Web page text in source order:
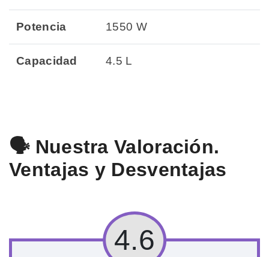
Potencia 1550 W
Capacidad 4.5 L
🗣️ Nuestra Valoración.
Ventajas y Desventajas
4.6